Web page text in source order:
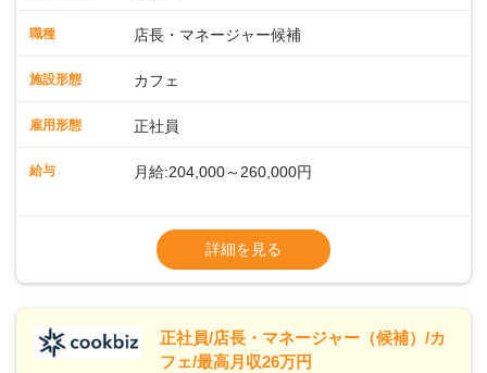
タートも安心 ◎サポート体制充実コーヒーの知識から接客マ
から40代まで幅広い年齢層が活躍しており、チームワークも
るので、スムーズに業務に馴染める環境です。「カフェの接
長として活躍を！接客業務になれたら、売上・シフト・在庫
一切無用♪一つひとつをしっかり伝えていきますので、無理の
ないペースで覚えていきましょう！さらにマネージャーへの
職種 店長・マネージャー候補
施設形態 カフェ
雇用形態 正社員
給与 月給:204,000～260,000円
ます・東日本エリア：月給21万4000～27万
※経験・スキルを考慮の上、決定します。
※別途、残業代および各種手当あり
※試用期間なし
■店長職： ・西日本／月給26万7500円
詳細を見る
正社員/店長・マネージャー（候補）/カ
フェ/最高月収26万円